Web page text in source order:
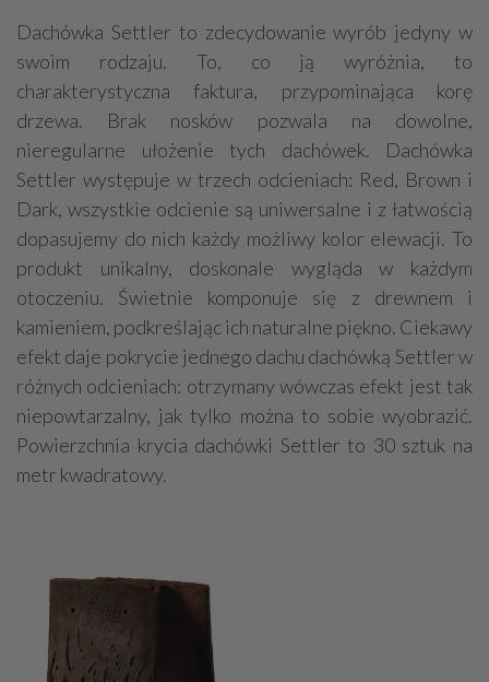
Dachówka Settler to zdecydowanie wyrób jedyny w
swoim rodzaju. To, co ją wyróżnia, to
charakterystyczna faktura, przypominająca korę
drzewa. Brak nosków pozwala na dowolne,
nieregularne ułożenie tych dachówek. Dachówka
Settler występuje w trzech odcieniach: Red, Brown i
Dark, wszystkie odcienie są uniwersalne i z łatwością
dopasujemy do nich każdy możliwy kolor elewacji. To
produkt unikalny, doskonale wygląda w każdym
otoczeniu. Świetnie komponuje się z drewnem i
kamieniem, podkreślając ich naturalne piękno. Ciekawy
efekt daje pokrycie jednego dachu dachówką Settler w
różnych odcieniach: otrzymany wówczas efekt jest tak
niepowtarzalny, jak tylko można to sobie wyobrazić.
Powierzchnia krycia dachówki Settler to 30 sztuk na
metr kwadratowy.